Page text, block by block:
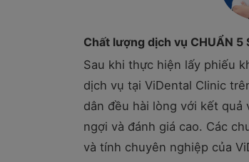
Chất lượng dịch vụ CHUẨN 5
Sau khi thực hiện lấy phiếu
dịch vụ tại ViDental Clinic
dân đều hài lòng với kết
ngợi và đánh giá cao. Các
và tính chuyên nghiệp của